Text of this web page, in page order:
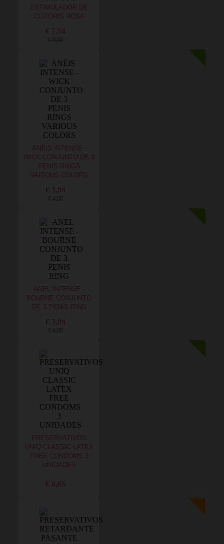
ESTIMULADOR DE
CLITÓRIS ROSA
€ 7,54
€ 9,08
ANÉIS INTENSE -
WICK CONJUNTO DE 3
PENIS RINGS
VARIOUS COLORS
€ 3,94
€ 4,96
ANEL INTENSE -
BOURNE CONJUNTO
DE 3 PENIS RING
€ 3,94
€ 4,96
PRESERVATIVOS
UNIQ CLASSIC LATEX
FREE CONDOMS 3
UNIDADES
€ 6,65